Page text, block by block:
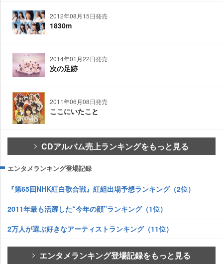
2012年08月15日発売
1830m
2014年01月22日発売
次の足跡
2011年06月08日発売
ここにいたこと
CDアルバム売上ランキングをもっと見る
エンタメランキング登場記録
『第65回NHK紅白歌合戦』紅組出場予想ランキング（2位）
2011年最も活躍した“今年の顔”ランキング（1位）
2万人が選ぶ好きなアーティストランキング（11位）
エンタメランキング登場記録をもっと見る